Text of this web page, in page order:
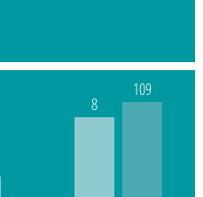
8
109